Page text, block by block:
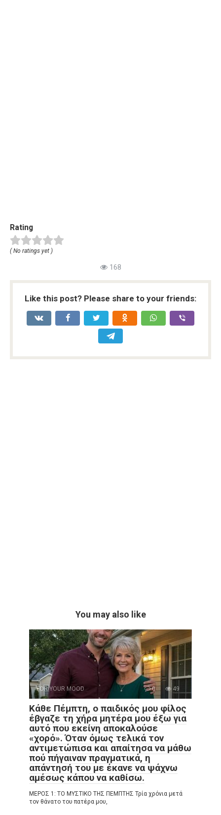
Rating
( No ratings yet )
168
Like this post? Please share to your friends:
You may also like
FOR YOUR MOOD 0 49
Κάθε Πέμπτη, ο παιδικός μου φίλος
έβγαζε τη χήρα μητέρα μου έξω για
αυτό που εκείνη αποκαλούσε
«χορό». Όταν όμως τελικά τον
αντιμετώπισα και απαίτησα να μάθω
πού πήγαιναν πραγματικά, η
απάντησή του με έκανε να ψάχνω
αμέσως κάπου να καθίσω.
ΜΕΡΟΣ 1: ΤΟ ΜΥΣΤΙΚΟ ΤΗΣ ΠΕΜΠΤΗΣ Τρία χρόνια μετά
τον θάνατο του πατέρα μου,